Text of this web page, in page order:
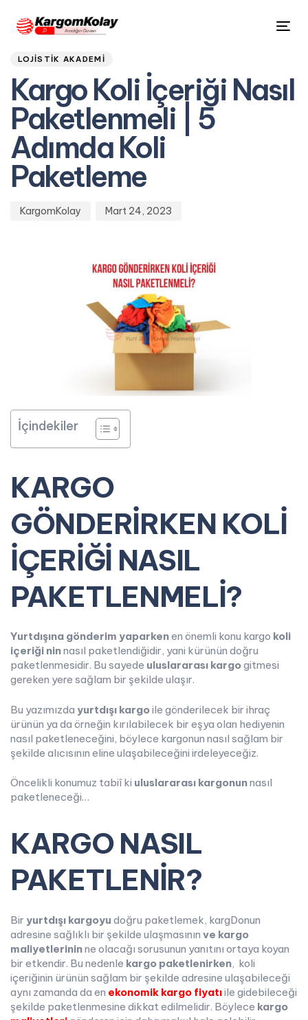
PUBLISHED
IN:
LOJISTIK AKADEMI
Kargo Koli İçeriği Nasıl
Paketlenmeli | 5
Adımda Koli
Paketleme
Author
KargomKolay
Published
on:
Mart 24, 2023
İçindekiler
KARGO
GÖNDERİRKEN KOLİ
İÇERİĞİ NASIL
PAKETLENMELİ?
Yurtdışına gönderim yaparkenen önemli konu kargo koli
içeriği ninnasıl paketlendiğidir, yani kürünün doğru
paketlenmesidir. Bu sayede uluslararası kargogitmesi
gereken yere sağlam bir şekilde ulaşır.
Bu yazımızda yurtdışı kargoile gönderilecek bir ihraç
ürünün ya da örneğin kırılabilecek bir eşya olan hediyenin
nasıl paketleneceğini, böylece kargonun nasıl sağlam bir
şekilde alıcısının eline ulaşabileceğini irdeleyeceğiz.
Öncelikli konumuz tabiî ki uluslararası kargonunnasıl
paketleneceği…
KARGO NASIL
PAKETLENİR?
Bir yurtdışı kargoyu doğru paketlemek, kargDonun
adresine sağlıklı bir şekilde ulaşmasının ve kargo
maliyetlerininne olacağı sorusunun yanıtını ortaya koyan
bir etkendir. Bu nedenle kargo paketlenirken, koli
içeriğinin ürünün sağlam bir şekilde adresine ulaşabileceği
aynı zamanda da en ekonomik kargo fiyatıile gidebileceği
şekilde paketlenmesine dikkat edilmelidir. Böylece kargo